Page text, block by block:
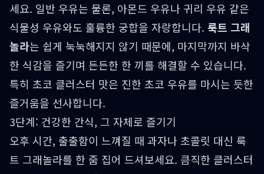
세요. 일반 우유는 물론, 아몬드 우유나 귀리 우유 같은
식물성 우유와도 훌륭한 궁합을 자랑합니다. 룩트 그래
놀라는 쉽게 눅눅해지지 않기 때문에, 마지막까지 바삭
한 식감을 즐기며 든든한 한 끼를 해결할 수 있습니다.
특히 초코 클러스터 맛은 진한 초코 우유를 마시는 듯한
즐거움을 선사합니다.
3단계: 건강한 간식, 그 자체로 즐기기
오후 시간, 출출함이 느껴질 때 과자나 초콜릿 대신 룩
트 그래놀라를 한 줌 집어 드셔보세요. 큼직한 클러스터